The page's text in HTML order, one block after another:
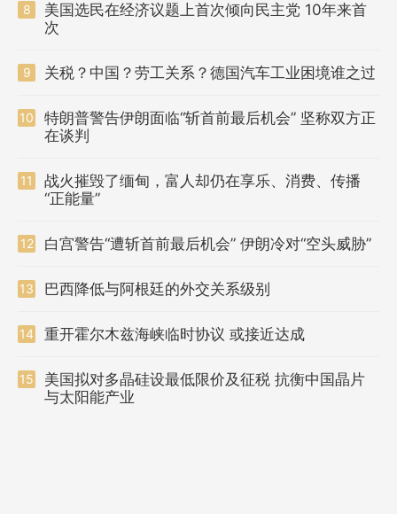
8
美国选民在经济议题上首次倾向民主党 10年来首
次
9 关税？中国？劳工关系？德国汽车工业困境谁之过
10
特朗普警告伊朗面临“斩首前最后机会” 坚称双方正
在谈判
11
战火摧毁了缅甸，富人却仍在享乐、消费、传播
“正能量”
12 白宫警告“遭斩首前最后机会” 伊朗冷对“空头威胁”
13 巴西降低与阿根廷的外交关系级别
14 重开霍尔木兹海峡临时协议 或接近达成
15
美国拟对多晶硅设最低限价及征税 抗衡中国晶片
与太阳能产业